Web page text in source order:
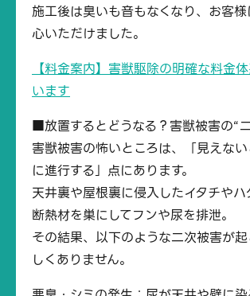
施工後は臭いも音もなくなり、お客
心いただけました。
【料金案内】害獣駆除の明確な料金
います
■放置するとどうなる？害獣被害の“
害獣被害の怖いところは、「見えな
に進行する」点にあります。
天井裏や屋根裏に侵入したイタチやハ
断熱材を巣にしてフンや尿を排泄。
その結果、以下のような二次被害が
しくありません。